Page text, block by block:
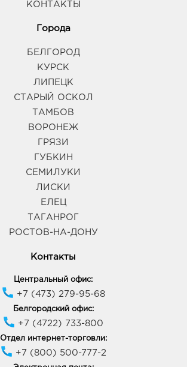
КОНТАКТЫ
Города
БЕЛГОРОД
КУРСК
ЛИПЕЦК
СТАРЫЙ ОСКОЛ
ТАМБОВ
ВОРОНЕЖ
ГРЯЗИ
ГУБКИН
СЕМИЛУКИ
ЛИСКИ
ЕЛЕЦ
ТАГАНРОГ
РОСТОВ-НА-ДОНУ
Контакты
Центральный офис:
+7 (473) 279-95-68
Белгородский офис:
+7 (4722) 733-800
Отдел интернет-торговли:
+7 (800) 500-777-2